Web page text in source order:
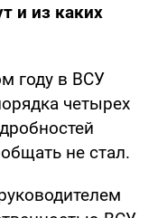
и из каких
году в ВСУ
четырех
не стал.